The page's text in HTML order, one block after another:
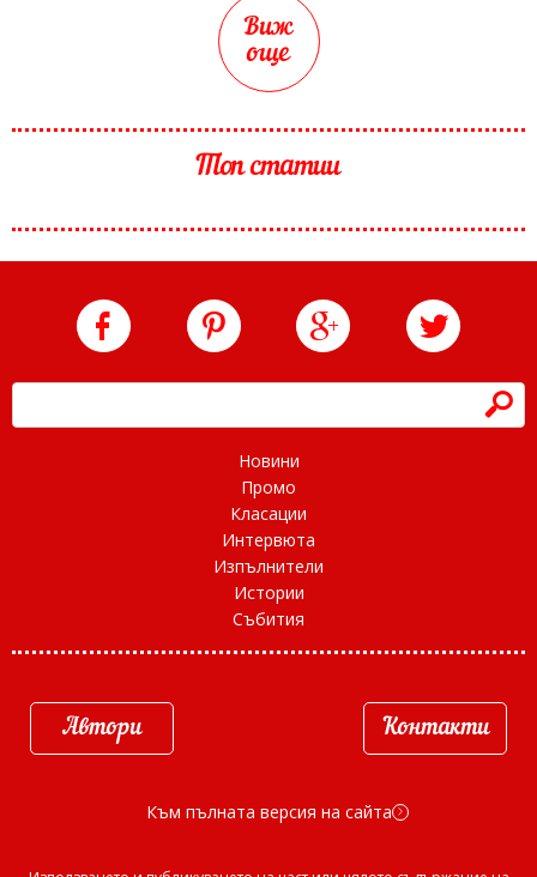
Виж
още
Топ статии
h
Новини
Промо
Класации
Интервюта
Изпълнители
Истории
Събития
Автори Контакти
Към пълната версия на сайта d